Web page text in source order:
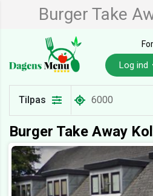
Burger Take
Log ind
Tilpas
Burger Take Away